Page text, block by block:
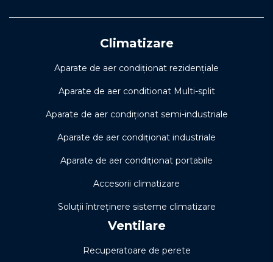
Climatizare
Aparate de aer condiționat rezidențiale
Aparate de aer conditionat Multi-split
Aparate de aer condiționat semi-industriale
Aparate de aer condiționat industriale
Aparate de aer condiționat portabile
Accesorii climatizare
Soluţii întreţinere sisteme climatizare
Ventilare
Recuperatoare de perete